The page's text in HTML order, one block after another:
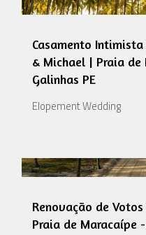
Casamento
& Michael | Praia
Galinhas PE
Elopement Wedding
Renovação de
Praia de Maracaípe